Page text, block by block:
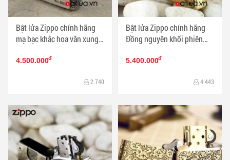
Bật lửa Zippo chính hãng
mạ bạc khắc hoa văn xung
quanh - Mã SP: BL00451
4.500.000đ
2.740
Bật lửa Zippo chính hãng
Đồng nguyên khối phiên
bản băng cassette 1932 -
Mã SP: BL00450
5.400.000đ
4.443